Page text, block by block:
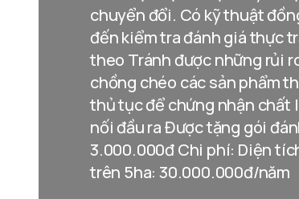
chuyển đổi. Có kỹ thuật
đến kiểm tra đánh giá thực
theo Tránh được những rủi
chồng chéo các sản phẩm
thủ tục để chứng nhận chất
nối đầu ra Được tặng gói
3.000.000đ Chi phí: Diện
trên 5ha: 30.000.000đ/năm